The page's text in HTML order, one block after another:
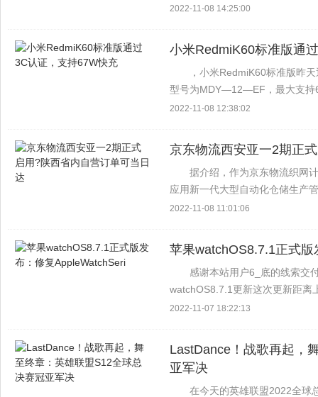
忧推动原油价格本月下跌了16%
2022-11-08 14:25:00
小米RedmiK60标准版通
，小米RedmiK60标准版昨
型号为MDY—12—EF，最大支持
RedmiK60标准版有望搭载天机
2022-11-08 12:38:02
京东物流西安亚一2期正
据介绍，作为京东物流织网
应用新一代大型自动化仓储生产
据，运筹学，视觉识别，数字结
2022-11-08 11:01:06
苹果watchOS8.7.1正式
感谢本站用户6_底的线索交
watchOS8.7.1更新这次更新距离
适用于AppleWatchSeries3机型
2022-11-07 18:22:13
LastDance！战歌再起，
亚军决
在今天的英雄联盟2022全球